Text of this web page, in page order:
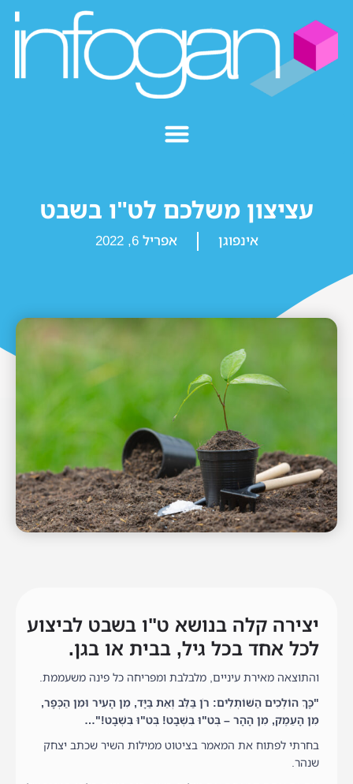
עציצון משלכם לט"ו בשבט
אינפוגן אפריל 6, 2022
יצירה קלה בנושא ט"ו בשבט לביצוע
לכל אחד בכל גיל, בבית או בגן.
והתוצאה מאירת עיניים, מלבלבת ומפריחה כל פינה משעממת.
"כָּךְ הוֹלְכִים הַשּׁוֹתְלִים: רֹן בַּלֵּב וְאֵת בַּיָּד, מִן הָעִיר וּמִן הַכְּפָר,
מִן הָעֵמֶק, מִן הָהָר – בְּט"וּ בִּשְׁבָט! בְּט"וּ בִּשְׁבָט!"…
בחרתי לפתוח את המאמר בציטוט ממילות השיר שכתב יצחק
שנהר.